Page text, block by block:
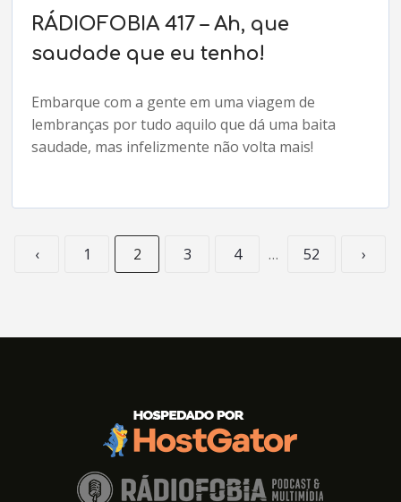
RÁDIOFOBIA 417 – Ah, que
saudade que eu tenho!
Embarque com a gente em uma viagem de
lembranças por tudo aquilo que dá uma baita
saudade, mas infelizmente não volta mais!
‹ 1 2 3 4 … 52 ›